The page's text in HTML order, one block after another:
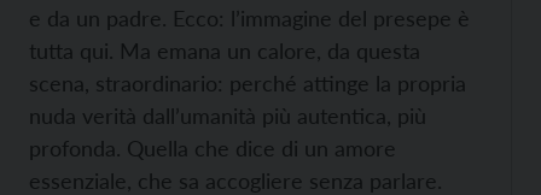
e da un padre. Ecco: l’immagine del presepe è
tutta qui. Ma emana un calore, da questa
scena, straordinario: perché attinge la propria
nuda verità dall’umanità più autentica, più
profonda. Quella che dice di un amore
essenziale, che sa accogliere senza parlare.